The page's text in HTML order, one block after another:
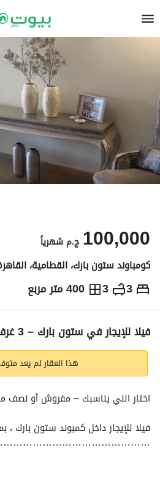
ج.م 100,000 شهرياً
كومباوند ستون بارك، القطامية،
3
3 400 متر مربع ج.م100,000شهرياً
الاماكن القريبة
فيلا للإيجار في ستون بارك – 3 غرف | نصف مفروش
هذا العقار لم يعد
اختار اللي يناسبك – مفروش أو نصف
فيلا للإيجار داخل كمبوند ستون بارك